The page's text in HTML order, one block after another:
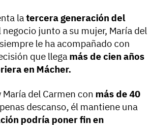
latercera generación del
junto a su mujer, María del
le ha acompañado con
que llega más de cien años
en Mácher.
del Carmen con más de 40
descanso, él mantiene una
podría poner fin en